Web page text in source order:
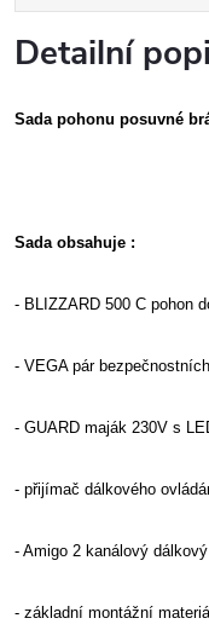
Detailní
Sada pohonu posuvné
Sada obsahuje :
- BLIZZARD 500 C pohon
- VEGA pár
- GUARD maják 230V s
- přijímač dálkového
- Amigo 2 kanálový
- základní montážní